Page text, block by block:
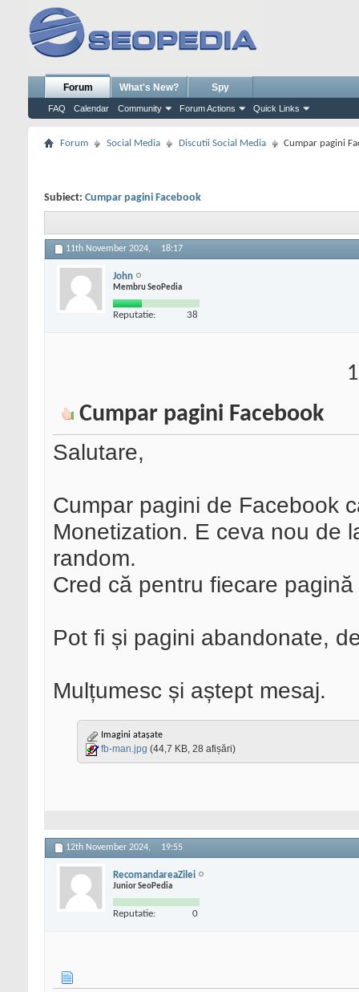
Forum
FAQ Calendar Community Forum Actions Quick Links
What's New? Spy
Forum Social Media Discutii Social Media Cumpar pagini
Subiect: Cumpar pagini Facebook
11th November 2024, 18:17
John
Membru SeoPedia
Reputatie: 38
Cumpar pagini Facebook
Salutare,
Cumpar pagini de Facebook
Monetization. E ceva nou de
random.
Cred că pentru fiecare
Pot fi și pagini abandonate,
Mulțumesc și aștept mesaj.
Imagini atașate
fb-man.jpg (44,7 KB, 28 afișări)
12th November 2024, 19:55
RecomandareaZilei
Junior SeoPedia
Reputatie: 0